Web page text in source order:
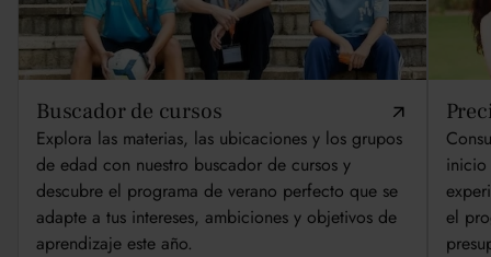
Buscador de cursos
Explora las materias, las ubicaciones y los grupos
de edad con nuestro buscador de cursos y
descubre el programa de verano perfecto que se
adapte a tus intereses, ambiciones y objetivos de
aprendizaje este año.
el